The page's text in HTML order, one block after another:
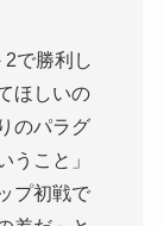
で勝利し
ほしいの
のパラグ
うこと」
プ初戦で